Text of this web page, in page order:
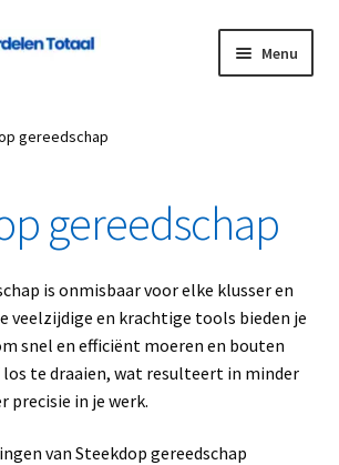
Menu
gereedschap
gereedschap
is onmisbaar voor elke klusser en
veelzijdige en krachtige tools bieden je
snel en efficiënt moeren en bouten
te draaien, wat resulteert in minder
precisie in je werk.
van Steekdop gereedschap